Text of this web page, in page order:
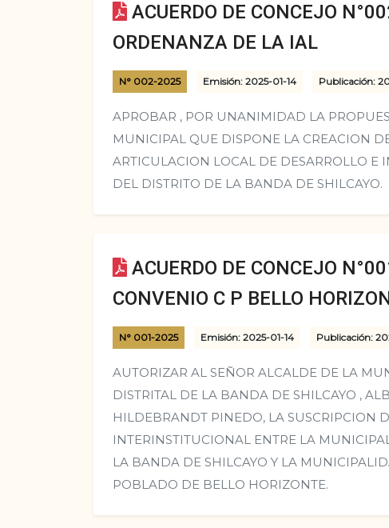
ACUERDO DE CONCEJO
ORDENANZA DE LA IAL
N° 002-2025 Emisión: 2025-01-14 Publicación:
APROBAR , POR UNANIMIDAD LA
MUNICIPAL QUE DISPONE LA CREACION
ARTICULACION LOCAL DE DESARROLLO E
DEL DISTRITO DE LA BANDA DE SHILCAYO.
ACUERDO DE CONCEJO
CONVENIO C P BELLO
N° 001-2025 Emisión: 2025-01-14 Publicación:
AUTORIZAR AL SEÑOR ALCALDE DE LA
DISTRITAL DE LA BANDA DE SHILCAYO ,
HILDEBRANDT PINEDO, LA SUSCRIPCION
INTERINSTITUCIONAL ENTRE LA
LA BANDA DE SHILCAYO Y LA
POBLADO DE BELLO HORIZONTE.